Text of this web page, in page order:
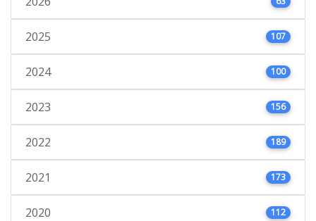
2025 107
2024 100
2023 156
2022 189
2021 173
2020 112